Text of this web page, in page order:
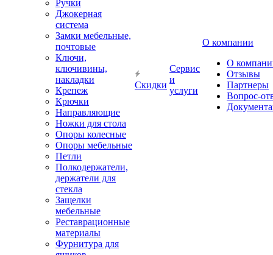
Ручки
Джокерная
система
Замки мебельные,
почтовые
Ключи,
ключивины,
накладки
Крепеж
Крючки
Направляющие
Ножки для стола
Опоры колесные
Опоры мебельные
Петли
Полкодержатели,
держатели для
стекла
Защелки
мебельные
Реставрационные
материалы
Фурнитура для
Скидки
Сервис
и
услуги
О компании
О
Отзывы
Партнеры
Вопрос-